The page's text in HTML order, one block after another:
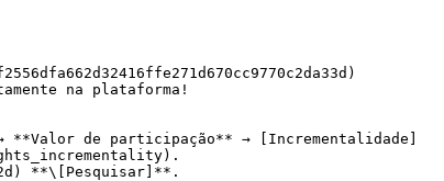
na plataforma!
**Valor de participação** → [Incrementalidade]
**\[Pesquisar]**.